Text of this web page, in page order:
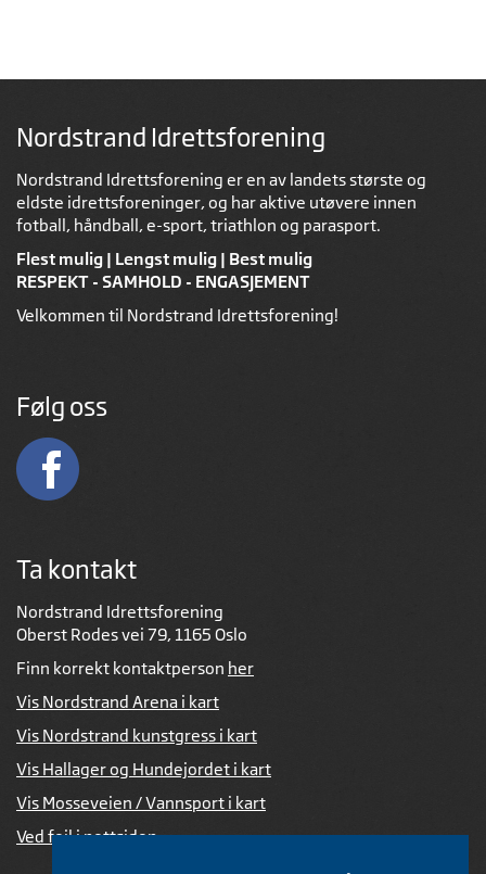
Nordstrand Idrettsforening
Nordstrand Idrettsforening er en av landets største og
eldste idrettsforeninger, og har aktive utøvere innen
fotball, håndball, e-sport, triathlon og parasport.
Flest mulig | Lengst mulig | Best mulig
RESPEKT - SAMHOLD - ENGASJEMENT
Velkommen til Nordstrand Idrettsforening!
Følg oss
Ta kontakt
Nordstrand Idrettsforening
Oberst Rodes vei 79, 1165 Oslo
Finn korrekt kontaktperson her
Vis Nordstrand Arena i kart
Vis Nordstrand kunstgress i kart
Vis Hallager og Hundejordet i kart
Vis Mosseveien / Vannsport i kart
Ved feil i nettsiden